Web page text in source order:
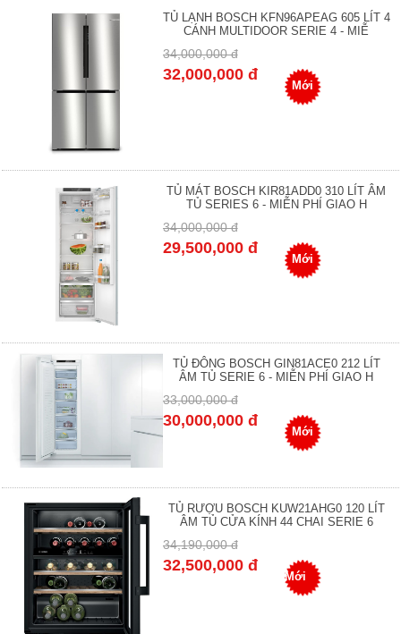
TỦ LẠNH BOSCH KFN96APEAG 605 LÍT 4
CÁNH MULTIDOOR SERIE 4 - MIỄ
34,000,000 đ
32,000,000 đ
Mới
TỦ MÁT BOSCH KIR81ADD0 310 LÍT ÂM
TỦ SERIES 6 - MIỄN PHÍ GIAO H
34,000,000 đ
29,500,000 đ
Mới
TỦ ĐÔNG BOSCH GIN81ACE0 212 LÍT
ÂM TỦ SERIE 6 - MIỄN PHÍ GIAO H
33,000,000 đ
30,000,000 đ
Mới
TỦ RƯỢU BOSCH KUW21AHG0 120 LÍT
ÂM TỦ CỬA KÍNH 44 CHAI SERIE 6
34,190,000 đ
32,500,000 đ
Mới